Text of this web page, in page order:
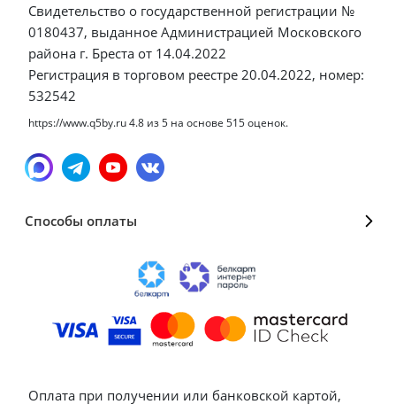
Свидетельство о государственной регистрации №
0180437, выданное Администрацией Московского
района г. Бреста от 14.04.2022
Регистрация в торговом реестре 20.04.2022, номер:
532542
https://www.q5by.ru4.8 из5 на основе 515оценок.
Способы оплаты
Оплата при получении или банковской картой,